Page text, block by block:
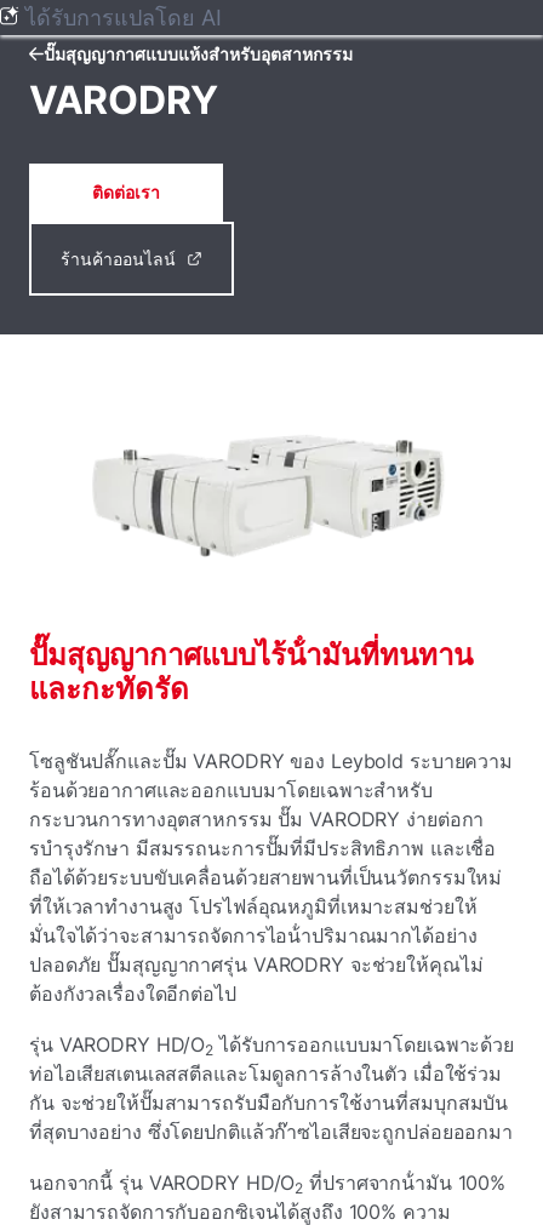
ได้รับการแปลโดย AI
ปั๊มสุญญากาศแบบแห้งสําหรับอุตสาหกรรม
VARODRY
ติดต่อเรา
ร้านค้าออนไลน์
ปั๊มสุญญากาศแบบไร้น้ํามันที่ทนทาน
และกะทัดรัด
โซลูชันปลั๊กและปั๊ม VARODRY ของ Leybold ระบายความ
ร้อนด้วยอากาศและออกแบบมาโดยเฉพาะสําหรับ
กระบวนการทางอุตสาหกรรม ปั๊ม VARODRY ง่ายต่อกา
รบํารุงรักษา มีสมรรถนะการปั๊มที่มีประสิทธิภาพ และเชื่อ
ถือได้ด้วยระบบขับเคลื่อนด้วยสายพานที่เป็นนวัตกรรมใหม่
ที่ให้เวลาทํางานสูง โปรไฟล์อุณหภูมิที่เหมาะสมช่วยให้
มั่นใจได้ว่าจะสามารถจัดการไอน้ําปริมาณมากได้อย่าง
ปลอดภัย ปั๊มสุญญากาศรุ่น VARODRY จะช่วยให้คุณไม่
ต้องกังวลเรื่องใดอีกต่อไป
รุ่น VARODRY HD/O2 ได้รับการออกแบบมาโดยเฉพาะด้วย
ท่อไอเสียสเตนเลสสตีลและโมดูลการล้างในตัว เมื่อใช้ร่วม
กัน จะช่วยให้ปั๊มสามารถรับมือกับการใช้งานที่สมบุกสมบัน
ที่สุดบางอย่าง ซึ่งโดยปกติแล้วก๊าซไอเสียจะถูกปล่อยออกมา
นอกจากนี้ รุ่น VARODRY HD/O2 ที่ปราศจากน้ํามัน 100%
ยังสามารถจัดการกับออกซิเจนได้สูงถึง 100% ความ